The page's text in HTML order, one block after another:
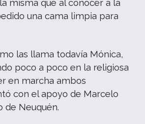
misma que al conocer a la
una cama limpia para
las llama todavía Mónica,
poco a poco en la religiosa
en marcha ambos
con el apoyo de Marcelo
de Neuquén.